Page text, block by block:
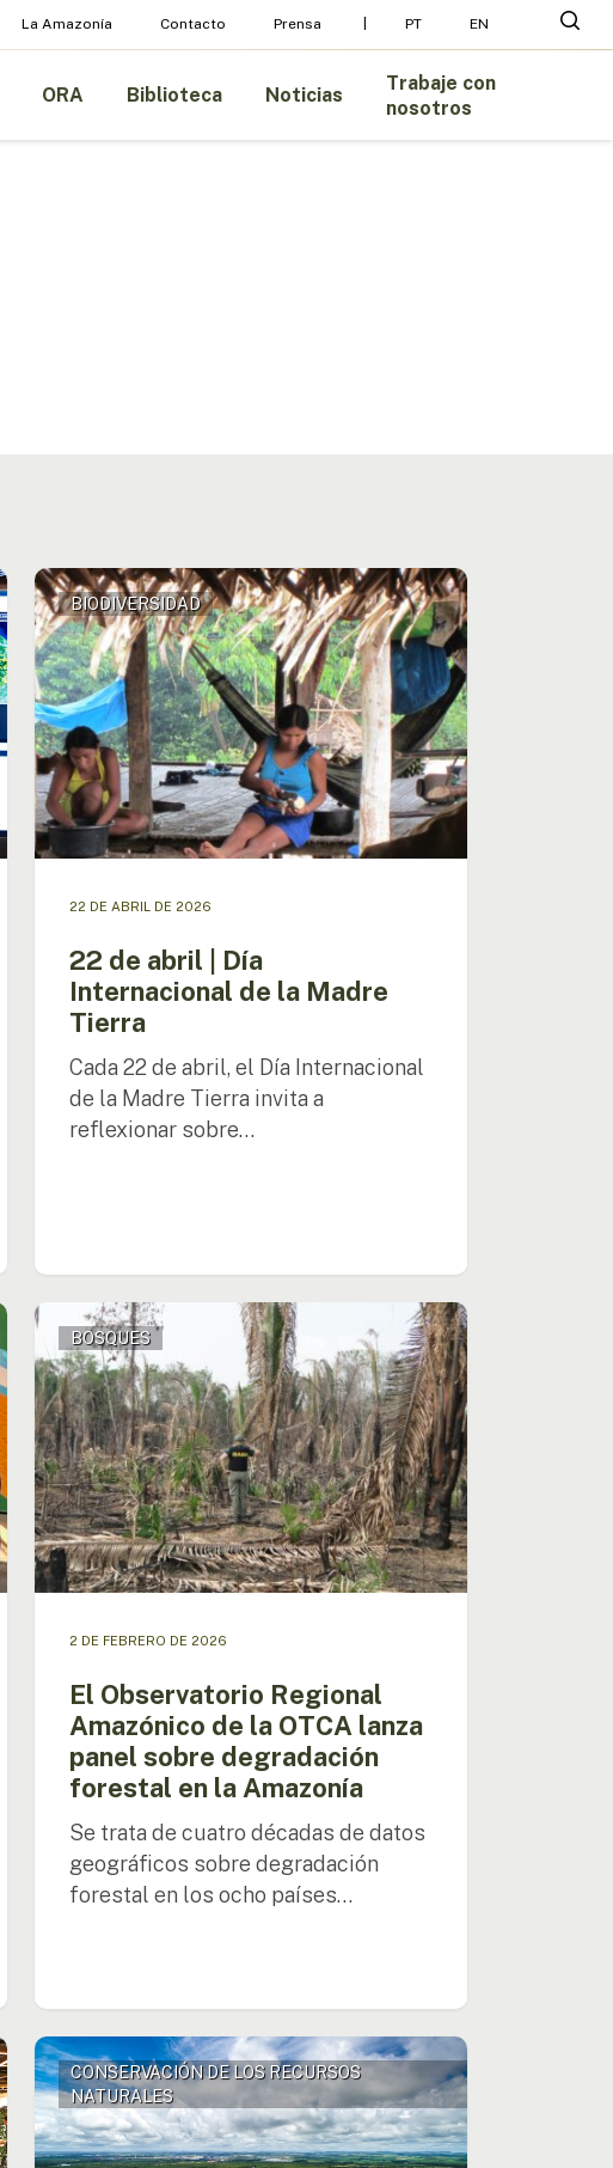
La Amazonía Contacto Prensa PT EN
ORA Biblioteca Noticias
Trabaje con
nosotros
22
de
abril
|
Día
Internacional
de
la
Madre
Tierra
BIODIVERSIDAD
22 DE ABRIL DE 2026
22 de abril | Día
Internacional de la Madre
Tierra
Cada 22 de abril, el Día Internacional
de la Madre Tierra invita a
reflexionar sobre…
El
Observatorio
Regional
Amazónico
de
la
OTCA
lanza
panel
sobre
degradación
Amazonía
BOSQUES
2 DE FEBRERO DE 2026
El Observatorio Regional
Amazónico de la OTCA lanza
panel sobre degradación
forestal en la Amazonía
Se trata de cuatro décadas de datos
geográficos sobre degradación
forestal en los ocho países…
Evento
debate
ley
forestal
modelo
CONSERVACIÓN DE LOS RECURSOS
NATURALES
Menu